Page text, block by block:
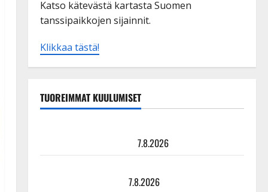
Katso kätevästä kartasta Suomen
tanssipaikkojen sijainnit.
Klikkaa tästä!
TUOREIMMAT KUULUMISET
7.8.2026
7.8.2026